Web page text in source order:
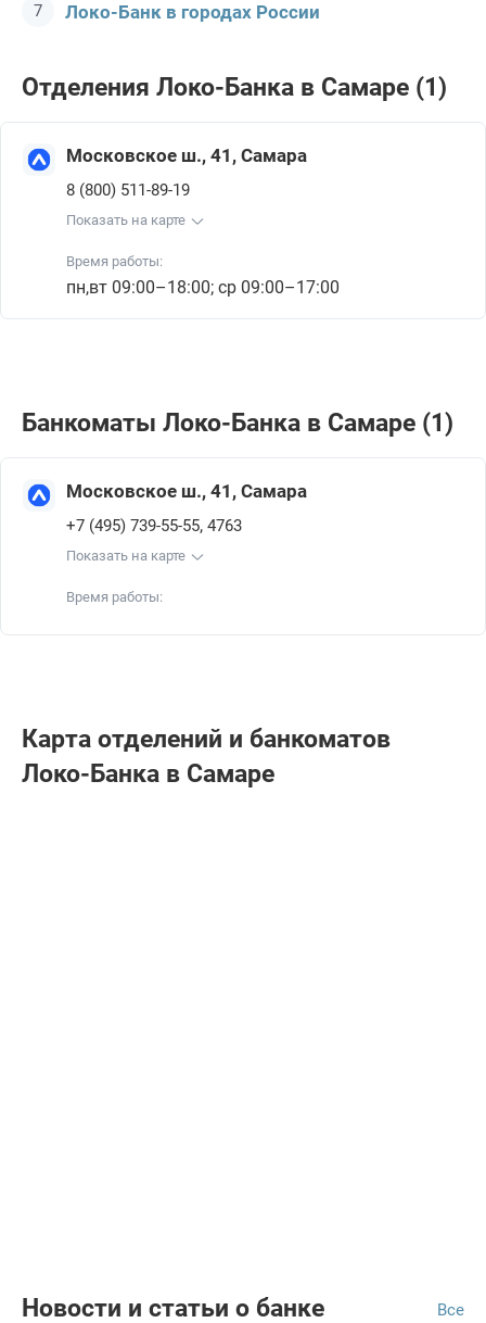
Локо-Банк в городах России
Отделения Локо-Банкa в Самаре (1)
Московское ш., 41, Самара
8 (800) 511-89-19
Показать на карте
Время работы:
пн,вт 09:00–18:00; ср 09:00–17:00
Банкоматы Локо-Банкa в Самаре (1)
Московское ш., 41, Самара
+7 (495) 739-55-55, 4763
Показать на карте
Время работы:
Карта отделений и банкоматов
Локо-Банкa в Самаре
Новости и статьи о банке Все